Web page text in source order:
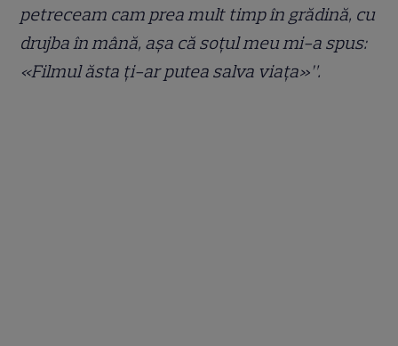
petreceam cam prea mult timp în grădină, cu
drujba în mână, așa că soțul meu mi-a spus:
«Filmul ăsta ți-ar putea salva viața»”.